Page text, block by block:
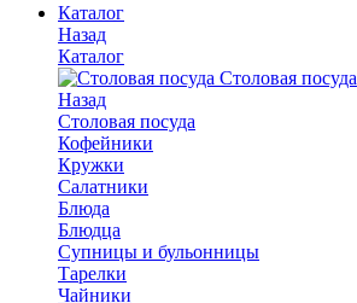
Каталог
Назад
Каталог
Столовая посуда
Назад
Столовая посуда
Кофейники
Кружки
Салатники
Блюда
Блюдца
Супницы и бульонницы
Тарелки
Чайники